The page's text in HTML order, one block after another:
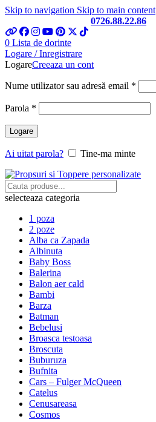
Skip to navigation Skip to main content
0726.88.22.86
0 Lista de dorinte
Logare / Inregistrare
LogareCreeaza un cont
Nume utilizator sau adresă email *
Parola *
Logare
Ai uitat parola? Tine-ma minte
selecteaza categoria
1 poza
2 poze
Alba ca Zapada
Albinuta
Baby Boss
Balerina
Balon aer cald
Bambi
Barza
Batman
Bebelusi
Broasca testoasa
Broscuta
Buburuza
Bufnita
Cars – Fulger McQueen
Catelus
Cenusareasa
Cosmos